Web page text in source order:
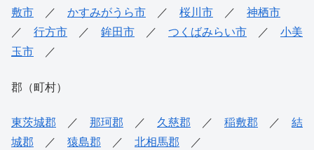
敷市 ／ かすみがうら市 ／ 桜川市 ／ 神栖市
／ 行方市 ／ 鉾田市 ／ つくばみらい市 ／ 小美
玉市 ／
郡（町村）
東茨城郡 ／ 那珂郡 ／ 久慈郡 ／ 稲敷郡 ／ 結
城郡 ／ 猿島郡 ／ 北相馬郡 ／